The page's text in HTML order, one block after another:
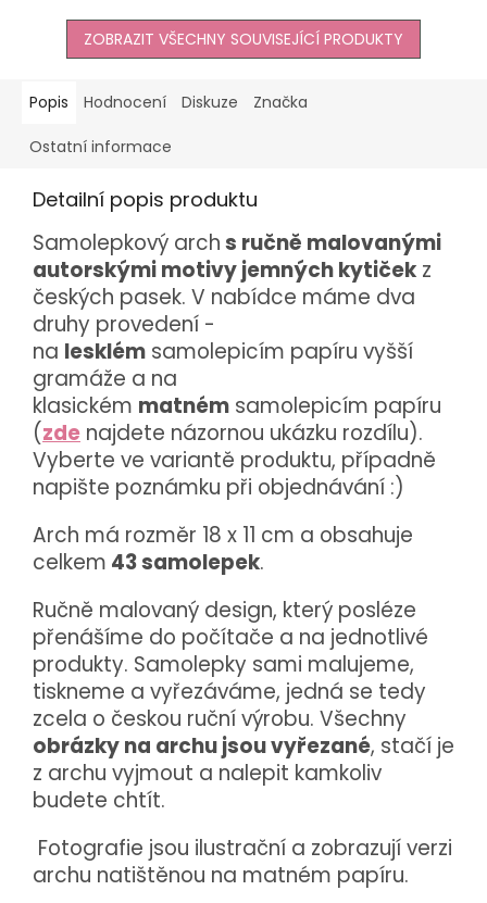
ZOBRAZIT VŠECHNY SOUVISEJÍCÍ PRODUKTY
Popis Hodnocení Diskuze Značka
Ostatní informace
Detailní popis produktu
Samolepkový archs ručně malovanými
autorskými motivy jemných kytiček z
českých pasek. V nabídce máme dva
druhy provedení -
na lesklém samolepicím papíru vyšší
gramáže a na
klasickém matném samolepicím papíru
(zde najdete názornou ukázku rozdílu).
Vyberte ve variantě produktu, případně
napište poznámku při objednávání :)
Arch má rozměr 18 x 11 cm a obsahuje
celkem 43 samolepek.
Ručně malovaný design, který posléze
přenášíme do počítače a na jednotlivé
produkty. Samolepky sami malujeme,
tiskneme a vyřezáváme, jedná se tedy
zcela o českou ruční výrobu. Všechny
obrázky na archu jsou vyřezané, stačí je
z archu vyjmout a nalepit kamkoliv
budete chtít.
Fotografie jsou ilustrační a zobrazují verzi
archu natištěnou na matném papíru.